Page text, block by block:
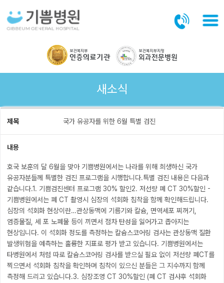
새소식
제목 국가 유공자를 위한 6월 특별 검진
내용
호국 보훈의 달 6월을 맞아 기쁨병원에서는 나라를 위해 희생하신 국가
유공자분들께 특별한 검진 프로그램을 시행합니다.특별 검진 내용은 다음과
같습니다.1. 기쁨검진센터 프로그램 30% 할인2. 저선량 폐 CT 30%할인 -
기쁨병원에서는 폐 CT 촬영시 심장의 석회화 침착을 함께 확인해드립니다.
심장의 석회화 현상이란…관상동맥에 기름기와 칼슘, 면역세포 찌꺼기,
염증물질, 세 포 노폐물 등이 끼면서 점차 탄성을 잃어가고 좁아지는
현상입니다. 이 석회화 정도를 측정하는 칼슘스코어링 검사는 관상동맥 질환
발생위험을 예측하는 훌륭한 지표로 평가 받고 있습니다. 기쁨병원에서는
타병원에서 처럼 따로 칼슘스코어링 검사를 받으실 필요 없이 저선량 폐CT를
찍으면서 석회화 침착을 확인하며 침착이 있으신 분들은 그 지수까지 함께
측정해 드리고 있습니다.3. 심장조영 CT 30%할인 (폐 CT 검사후 석회화